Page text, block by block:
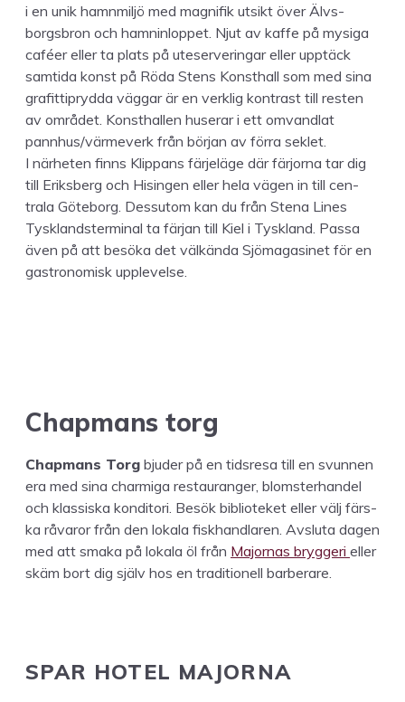
i en unik ham­n­miljö med mag­nifik utsikt över Älvs­
borgs­bron och hamnin­lop­pet. Njut av kaffe på mysi­ga
caféer eller ta plats på ute­serveringar eller upp­täck
samti­da kon­st på Röda Stens Kon­sthall som med sina
grafit­tipry­d­da väg­gar är en verk­lig kon­trast till resten
av området. Kon­sthallen huser­ar i ett omvand­lat
pannhus/​värmeverk från bör­jan av för­ra sek­let.
I närheten finns Klip­pans fär­jeläge där fär­jor­na tar dig
till Eriks­berg och Hisin­gen eller hela vägen in till cen­
trala Göte­borg. Dessu­tom kan du från Ste­na Lines
Tysk­land­ster­mi­nal ta fär­jan till Kiel i Tysk­land. Pas­sa
även på att besö­ka det välkän­da Sjö­ma­gasinet för en
gas­tronomisk upplevelse.
Chap­mans torg
Chap­mans Torg bjud­er på en tid­sre­sa till en svun­nen
era med sina charmi­ga restau­ranger, blom­ster­han­del
och klas­siska kon­di­tori. Besök bib­lioteket eller välj färs­
ka råvaror från den lokala fiskhand­laren. Avs­lu­ta dagen
med att sma­ka på lokala öl från Major­nas bryg­geri eller
skäm bort dig själv hos en tra­di­tionell barberare.
SPAR HOTEL MAJORNA